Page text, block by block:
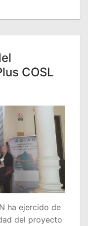
COSL
ha ejercido de
del proyecto